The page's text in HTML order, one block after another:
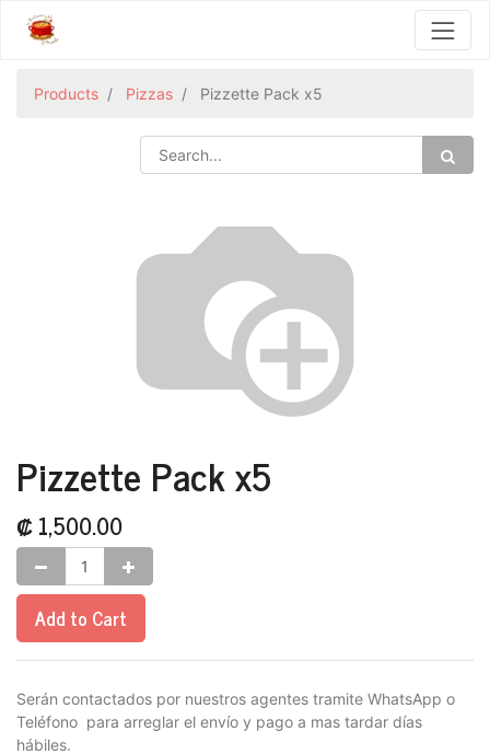
Products Pizzas Pizzette Pack x5
Pizzette Pack x5
₡1,500.00
Add to Cart
Serán contactados por nuestros agentes tramite WhatsApp o
Teléfono para arreglar el envío y pago a mas tardar días
hábiles.